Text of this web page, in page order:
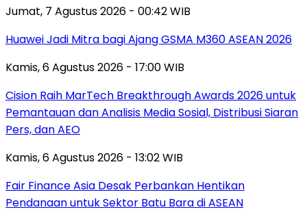
Jumat, 7 Agustus 2026 - 00:42 WIB
Huawei Jadi Mitra bagi Ajang GSMA M360 ASEAN 2026
Kamis, 6 Agustus 2026 - 17:00 WIB
Cision Raih MarTech Breakthrough Awards 2026 untuk
Pemantauan dan Analisis Media Sosial, Distribusi Siaran
Pers, dan AEO
Kamis, 6 Agustus 2026 - 13:02 WIB
Fair Finance Asia Desak Perbankan Hentikan
Pendanaan untuk Sektor Batu Bara di ASEAN